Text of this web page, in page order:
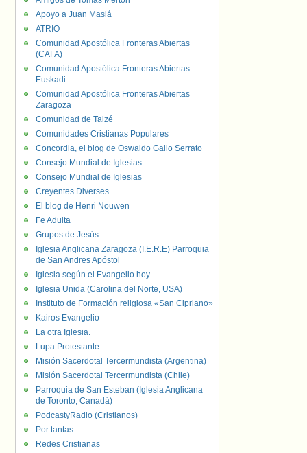
Apoyo a Juan Masiá
ATRIO
Comunidad Apostólica Fronteras Abiertas
(CAFA)
Comunidad Apostólica Fronteras Abiertas
Euskadi
Comunidad Apostólica Fronteras Abiertas
Zaragoza
Comunidad de Taizé
Comunidades Cristianas Populares
Concordia, el blog de Oswaldo Gallo Serrato
Consejo Mundial de Iglesias
Consejo Mundial de Iglesias
Creyentes Diverses
El blog de Henri Nouwen
Fe Adulta
Grupos de Jesús
Iglesia Anglicana Zaragoza (I.E.R.E) Parroquia
de San Andres Apóstol
Iglesia según el Evangelio hoy
Iglesia Unida (Carolina del Norte, USA)
Instituto de Formación religiosa «San Cipriano»
Kairos Evangelio
La otra Iglesia.
Lupa Protestante
Misión Sacerdotal Tercermundista (Argentina)
Misión Sacerdotal Tercermundista (Chile)
Parroquia de San Esteban (Iglesia Anglicana
de Toronto, Canadá)
PodcastyRadio (Cristianos)
Por tantas
Redes Cristianas